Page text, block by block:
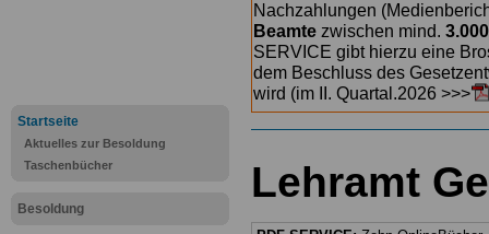
Startseite
Aktuelles zur Besoldung
Taschenbücher
Besoldung
Nachzahlungen
Beamte zwischen mind.
SERVICE gibt hierzu eine
dem Beschluss des
wird (im II. Quartal.2026 >>>
Lehramt